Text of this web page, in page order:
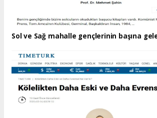
Sol ve Sağ mahalle gençlerinin başına